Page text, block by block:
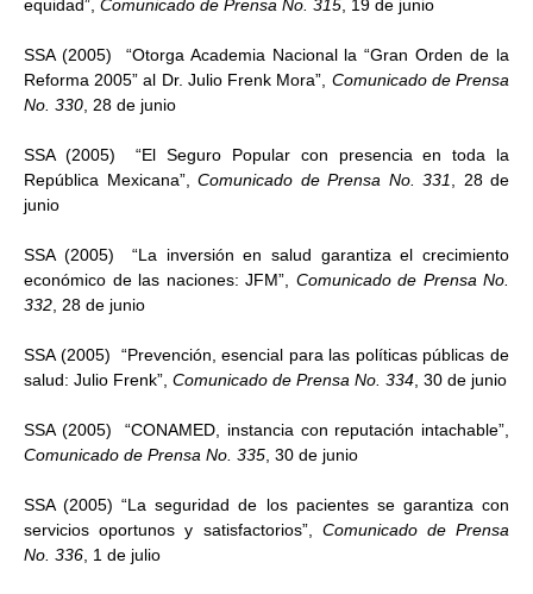
equidad”, Comunicado de Prensa No. 315 , 19 de junio
SSA (2005) “Otorga Academia Nacional la “Gran Orden de la
Reforma 2005” al Dr. Julio Frenk Mora”, Comunicado de Prensa
No. 330 , 28 de junio
SSA (2005) “El Seguro Popular con presencia en toda la
República Mexicana”, Comunicado de Prensa No. 331
, 28 de
junio
SSA (2005) “La inversión en salud garantiza el crecimiento
económico de las naciones: JFM”, Comunicado de Prensa No.
332 , 28 de junio
SSA (2005) “Prevención, esencial para las políticas públicas de
salud: Julio Frenk”, Comunicado de Prensa No. 334 , 30 de junio
SSA (2005) “CONAMED, instancia con reputación intachable”,
Comunicado de Prensa No. 335 , 30 de junio
SSA (2005) “La seguridad de los pacientes se garantiza con
servicios oportunos y satisfactorios”, Comunicado de Prensa
No. 336 , 1 de julio